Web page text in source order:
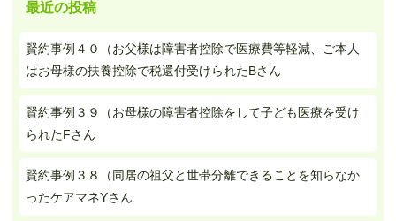
最近の投稿
賢約事例４０（お父様は障害者控除で医療費等軽減、ご本人
はお母様の扶養控除で税還付受けられたBさん
賢約事例３９（お母様の障害者控除をして子ども医療を受け
られたFさん
賢約事例３８（同居の祖父と世帯分離できることを知らなか
ったケアマネYさん